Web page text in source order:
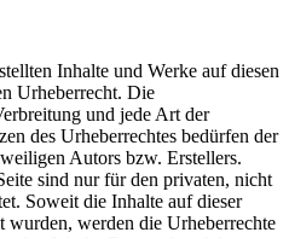
Inhalte und Werke auf diesen
Urheberrecht. Die
und jede Art der
des Urheberrechtes bedürfen der
Autors bzw. Erstellers.
sind nur für den privaten, nicht
Soweit die Inhalte auf dieser
wurden, werden die Urheberrechte